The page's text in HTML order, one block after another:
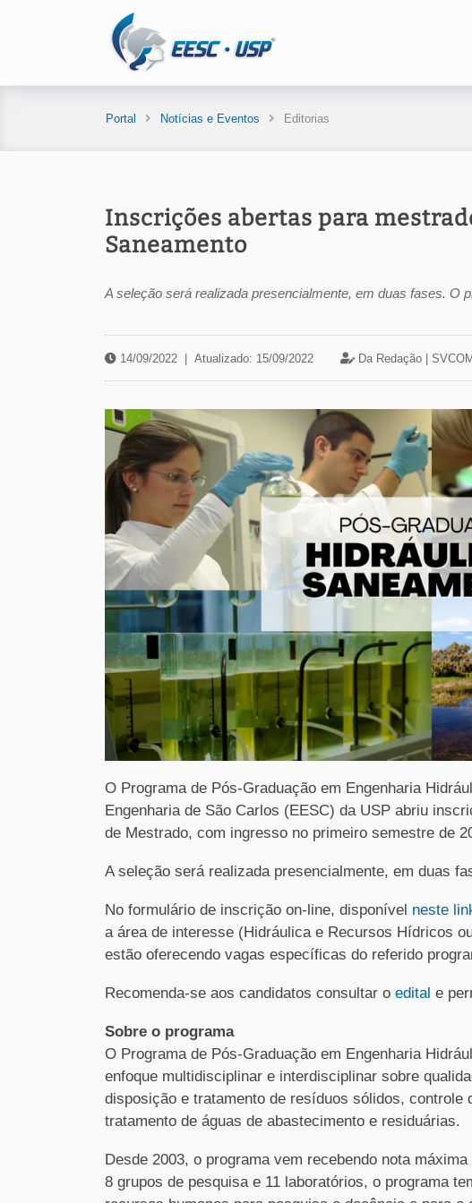
Portal Notícias e Eventos Editorias
Inscrições abertas para
Saneamento
A seleção será realizada presencialmente, em duas fases. O
14/09/2022 Atualizado: 15/09/2022 Da Redação | SVCOM
O Programa de Pós-Graduação em Engenharia
Engenharia de São Carlos (EESC) da USP abriu
de Mestrado, com ingresso no primeiro semestre de
A seleção será realizada presencialmente, em duas
No formulário de inscrição on-line, disponível neste
a área de interesse (Hidráulica e Recursos Hídricos
estão oferecendo vagas específicas do referido
Recomenda-se aos candidatos consultar o edital e
Sobre o programa
O Programa de Pós-Graduação em Engenharia
enfoque multidisciplinar e interdisciplinar sobre
disposição e tratamento de resíduos sólidos, controle
tratamento de águas de abastecimento e residuárias.
Desde 2003, o programa vem recebendo nota
8 grupos de pesquisa e 11 laboratórios, o programa